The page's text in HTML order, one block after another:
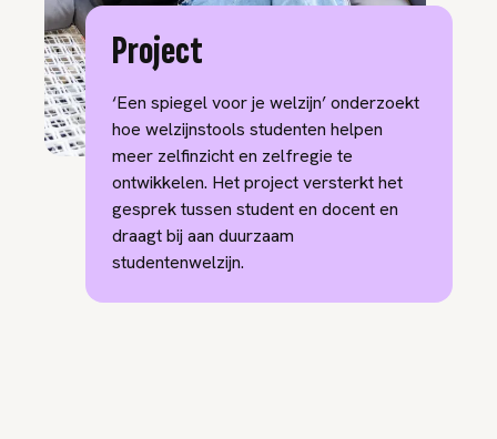
Project
‘Een spiegel voor je welzijn’ onderzoekt
hoe welzijnstools studenten helpen
meer zelfinzicht en zelfregie te
ontwikkelen. Het project versterkt het
gesprek tussen student en docent en
draagt bij aan duurzaam
studentenwelzijn.